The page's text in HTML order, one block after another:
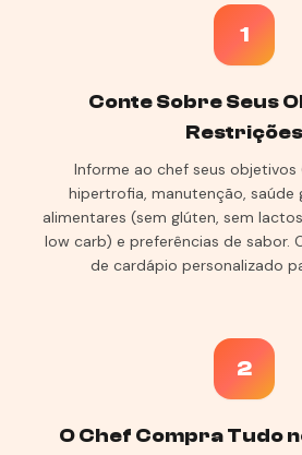
1
Conte Sobre Seus
Restrições
Informe ao chef seus objetivos
hipertrofia, manutenção, saúde
alimentares (sem glúten, sem
low carb) e preferências de sabor.
de cardápio personalizado
2
O Chef Compra Tudo